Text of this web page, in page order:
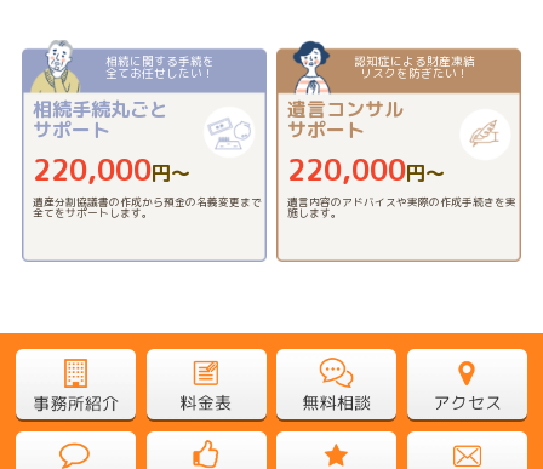
相続に関する手続を
全てお任せしたい！
相続手続丸ごと
サポート
220,000円〜
遺産分割協議書の作成から預金の名義変更まで
全てをサポートします。
認知症による財産凍結
リスクを防ぎたい！
遺言コンサル
サポート
220,000円〜
遺言内容のアドバイスや実際の作成手続きを実
施します。